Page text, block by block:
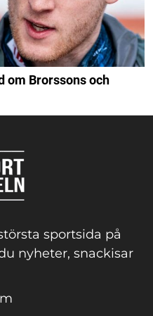
om Brorssons och
sportsida på
nyheter, snackisar